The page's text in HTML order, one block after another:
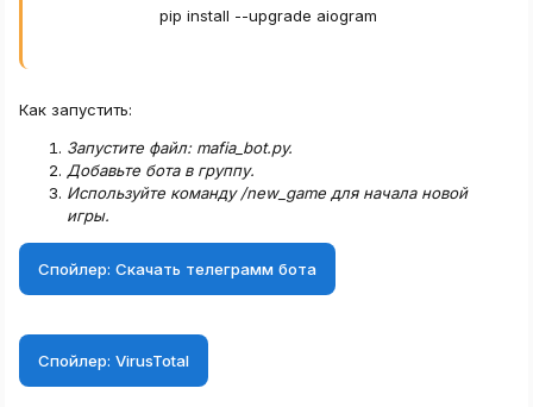
pip install --upgrade aiogram
Как запустить:
Запустите файл: mafia_bot.py.
Добавьте бота в группу.
Используйте команду /new_game для начала новой
игры.
Спойлер: Скачать телеграмм бота
Спойлер: VirusTotal